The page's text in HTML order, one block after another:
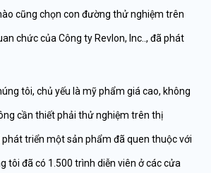
cũng chọn con đường thử nghiệm trên
chức của Công ty Revlon, Inc.., đã phát
tôi, chủ yếu là mỹ phẩm giá cao, không
cần thiết phải thử nghiệm trên thị
triển một sản phẩm đã quen thuộc với
tôi đã có 1.500 trình diễn viên ở các cửa